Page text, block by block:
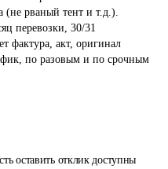
оставить отклик доступны
(не рваный тент и т.д.).
перевозки, 30/31
фактура, акт, оригинал
по разовым и по срочным